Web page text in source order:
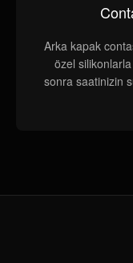
Arka kapak
özel
sonra saatinizin